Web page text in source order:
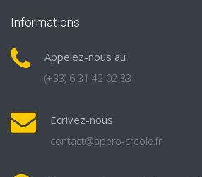
Informations
Appelez-nous au
(+33) 6 31 42 02 83
Ecrivez-nous
contact@apero-creole.fr